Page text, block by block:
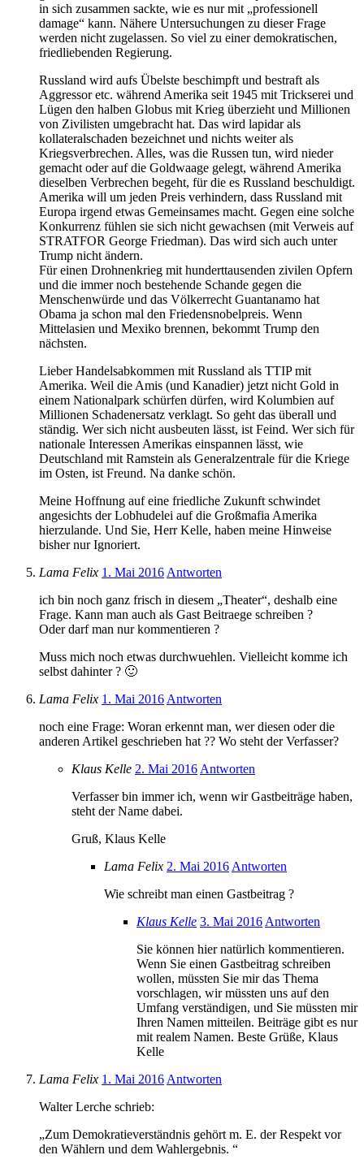
in sich zusammen sackte, wie es nur mit „professionell
damage“ kann. Nähere Untersuchungen zu dieser Frage
werden nicht zugelassen. So viel zu einer demokratischen,
friedliebenden Regierung.
Russland wird aufs Übelste beschimpft und bestraft als
Aggressor etc. während Amerika seit 1945 mit Trickserei und
Lügen den halben Globus mit Krieg überzieht und Millionen
von Zivilisten umgebracht hat. Das wird lapidar als
kollateralschaden bezeichnet und nichts weiter als
Kriegsverbrechen. Alles, was die Russen tun, wird nieder
gemacht oder auf die Goldwaage gelegt, während Amerika
dieselben Verbrechen begeht, für die es Russland beschuldigt.
Amerika will um jeden Preis verhindern, dass Russland mit
Europa irgend etwas Gemeinsames macht. Gegen eine solche
Konkurrenz fühlen sie sich nicht gewachsen (mit Verweis auf
STRATFOR George Friedman). Das wird sich auch unter
Trump nicht ändern.
Für einen Drohnenkrieg mit hunderttausenden zivilen Opfern
und die immer noch bestehende Schande gegen die
Menschenwürde und das Völkerrecht Guantanamo hat
Obama ja schon mal den Friedensnobelpreis. Wenn
Mittelasien und Mexiko brennen, bekommt Trump den
nächsten.
Lieber Handelsabkommen mit Russland als TTIP mit
Amerika. Weil die Amis (und Kanadier) jetzt nicht Gold in
einem Nationalpark schürfen dürfen, wird Kolumbien auf
Millionen Schadenersatz verklagt. So geht das überall und
ständig. Wer sich nicht ausbeuten lässt, ist Feind. Wer sich für
nationale Interessen Amerikas einspannen lässt, wie
Deutschland mit Ramstein als Generalzentrale für die Kriege
im Osten, ist Freund. Na danke schön.
Meine Hoffnung auf eine friedliche Zukunft schwindet
angesichts der Lobhudelei auf die Großmafia Amerika
hierzulande. Und Sie, Herr Kelle, haben meine Hinweise
bisher nur Ignoriert.
Lama Felix 1. Mai 2016 Antworten
ich bin noch ganz frisch in diesem „Theater“, deshalb eine
Frage. Kann man auch als Gast Beitraege schreiben ?
Oder darf man nur kommentieren ?
Muss mich noch etwas durchwuehlen. Vielleicht komme ich
selbst dahinter ? 🙂
Lama Felix 1. Mai 2016 Antworten
noch eine Frage: Woran erkennt man, wer diesen oder die
anderen Artikel geschrieben hat ?? Wo steht der Verfasser?
Klaus Kelle 2. Mai 2016 Antworten
Verfasser bin immer ich, wenn wir Gastbeiträge haben,
steht der Name dabei.
Gruß, Klaus Kelle
Lama Felix 2. Mai 2016 Antworten
Wie schreibt man einen Gastbeitrag ?
Klaus Kelle 3. Mai 2016 Antworten
Sie können hier natürlich kommentieren.
Wenn Sie einen Gastbeitrag schreiben
wollen, müssten Sie mir das Thema
vorschlagen, wir müssten uns auf den
Umfang verständigen, und Sie müssten mir
Ihren Namen mitteilen. Beiträge gibt es nur
mit realem Namen. Beste Grüße, Klaus
Kelle
Lama Felix 1. Mai 2016 Antworten
Walter Lerche schrieb:
„Zum Demokratieverständnis gehört m. E. der Respekt vor
den Wählern und dem Wahlergebnis. “